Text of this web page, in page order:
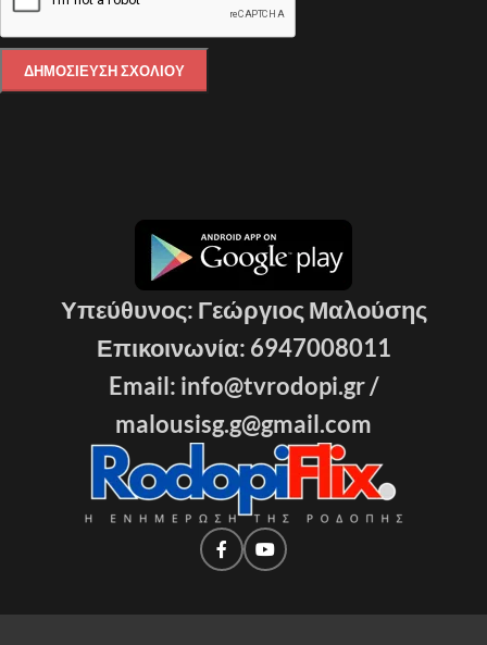
Υπεύθυνος: Γεώργιος Μαλούσης
Επικοινωνία: 6947008011
Email: info@tvrodopi.gr /
malousisg.g@gmail.com